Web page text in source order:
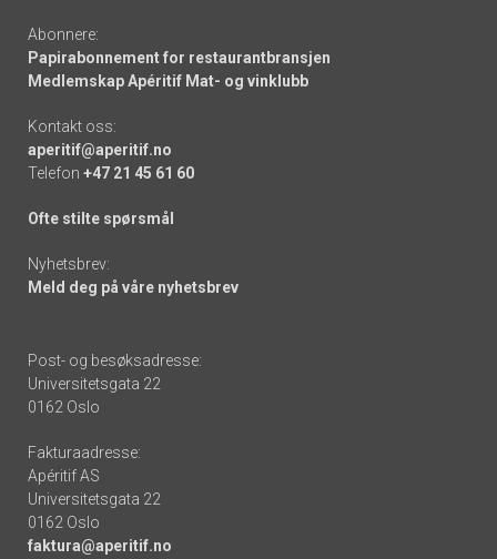
Abonnere:
Papirabonnement for restaurantbransjen
Medlemskap Apéritif Mat- og vinklubb
Kontakt oss:
aperitif@aperitif.no
Telefon +47 21 45 61 60
Ofte stilte spørsmål
Nyhetsbrev:
Meld deg på våre nyhetsbrev
Post- og besøksadresse:
Universitetsgata 22
0162 Oslo
Fakturaadresse:
Apéritif AS
Universitetsgata 22
0162 Oslo
faktura@aperitif.no